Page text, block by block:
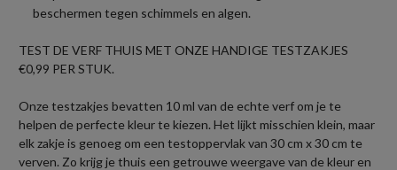
beschermen tegen schimmels en algen.
TEST DE VERF THUIS MET ONZE HANDIGE TESTZAKJES
€0,99 PER STUK.
Onze testzakjes bevatten 10 ml van de echte verf om je te
helpen de perfecte kleur te kiezen. Het lijkt misschien klein, maar
elk zakje is genoeg om een testoppervlak van 30 cm x 30 cm te
verven. Zo krijg je thuis een getrouwe weergave van de kleur en